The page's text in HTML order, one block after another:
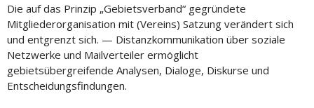
Die auf das Prinzip „Gebietsverband“ gegründete
Mitgliederorganisation mit (Vereins) Satzung verändert sich
und entgrenzt sich. — Distanzkommunikation über soziale
Netzwerke und Mailverteiler ermöglicht
gebietsübergreifende Analysen, Dialoge, Diskurse und
Entscheidungsfindungen.